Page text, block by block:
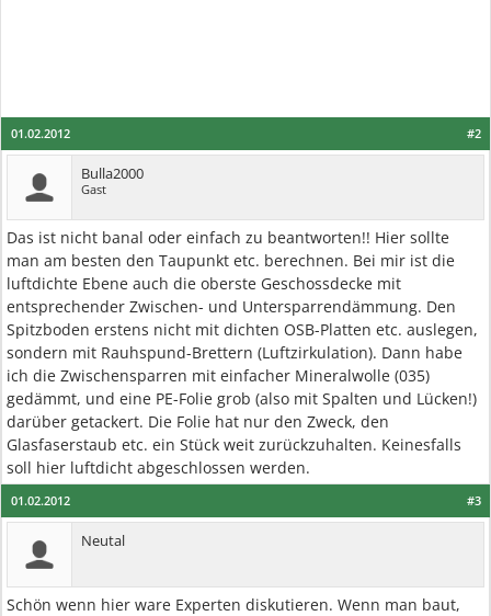
#2
01.02.2012
Bulla2000
Gast
Das ist nicht banal oder einfach zu beantworten!! Hier sollte
man am besten den Taupunkt etc. berechnen. Bei mir ist die
luftdichte Ebene auch die oberste Geschossdecke mit
entsprechender Zwischen- und Untersparrendämmung. Den
Spitzboden erstens nicht mit dichten OSB-Platten etc. auslegen,
sondern mit Rauhspund-Brettern (Luftzirkulation). Dann habe
ich die Zwischensparren mit einfacher Mineralwolle (035)
gedämmt, und eine PE-Folie grob (also mit Spalten und Lücken!)
darüber getackert. Die Folie hat nur den Zweck, den
Glasfaserstaub etc. ein Stück weit zurückzuhalten. Keinesfalls
soll hier luftdicht abgeschlossen werden.
#3
01.02.2012
Neutal
Schön wenn hier ware Experten diskutieren. Wenn man baut,